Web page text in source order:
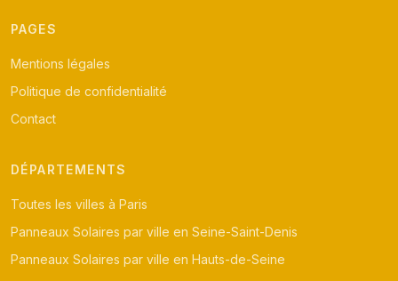
PAGES
Mentions légales
Politique de confidentialité
Contact
DÉPARTEMENTS
Toutes les villes à Paris
Panneaux Solaires par ville en Seine-Saint-Denis
Panneaux Solaires par ville en Hauts-de-Seine